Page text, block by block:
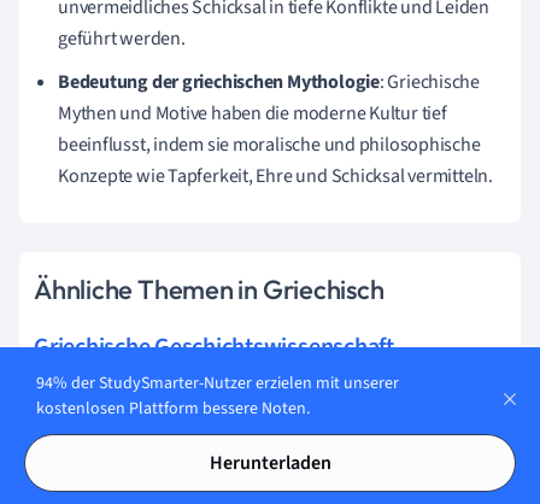
unvermeidliches Schicksal in tiefe Konflikte und Leiden
geführt werden.
Bedeutung der griechischen Mythologie: Griechische
Mythen und Motive haben die moderne Kultur tief
beeinflusst, indem sie moralische und philosophische
Konzepte wie Tapferkeit, Ehre und Schicksal vermitteln.
Ähnliche Themen in Griechisch
Griechische Geschichtswissenschaft
Griechische Dialekte
Griechische Grammatik
94% der StudySmarter-Nutzer erzielen mit unserer
kostenlosen Plattform bessere Noten.
Herunterladen